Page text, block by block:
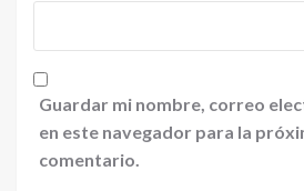
Guardar mi nombre, correo
en este navegador para la
comentario.